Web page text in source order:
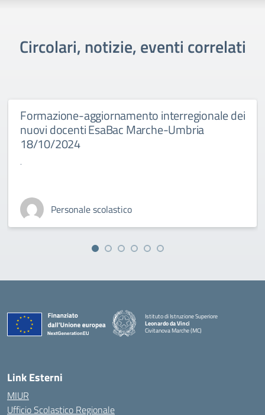
Circolari, notizie, eventi correlati
Formazione-aggiornamento interregionale dei
nuovi docenti EsaBac Marche-Umbria
18/10/2024
.
Personale scolastico
Istituto di Istruzione Superiore
Leonardo da Vinci
Civitanova Marche (MC)
Link Esterni
MIUR
Ufficio Scolastico Regionale